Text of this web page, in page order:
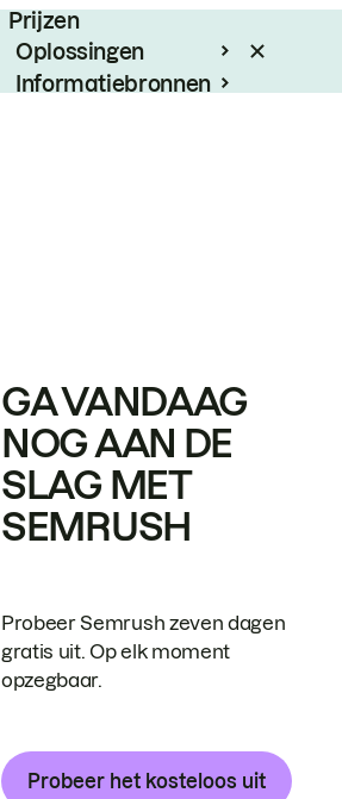
Prijzen
Oplossingen
Informatiebronnen
GA VANDAAG
NOG AAN DE
SLAG MET
SEMRUSH
Probeer Semrush zeven dagen
gratis uit. Op elk moment
opzegbaar.
Probeer het kosteloos uit